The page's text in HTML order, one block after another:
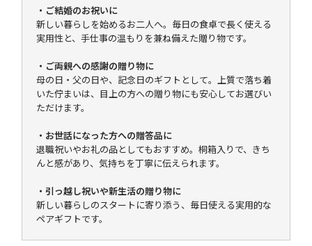
・ご結婚のお祝いに
新しい暮らしを始めるお二人へ。毎日の食卓で長く使える
実用性と、手仕事の温もりを兼ね備えた贈り物です。
・ご両親への感謝の贈り物に
母の日・父の日や、記念日のギフトとして。上質で落ち着
いた佇まいは、目上の方への贈り物にも安心してお選びい
ただけます。
・お世話になった方への贈答品に
退職祝いやお礼の品としてもおすすめ。桐箱入りで、きち
んと感があり、気持ちを丁寧に伝えられます。
・引っ越し祝いや新生活の贈り物に
新しい暮らしのスタートに寄り添う、毎日使える実用的な
ペアギフトです。